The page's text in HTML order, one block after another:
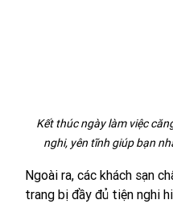
Kết thúc ngày làm việc
nghi, yên tĩnh giúp bạn
Ngoài ra, các khách sạn
trang bị đầy đủ tiện nghi